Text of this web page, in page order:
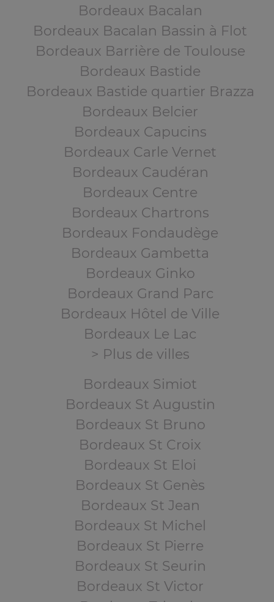
Bordeaux Bacalan
Bordeaux Bacalan Bassin à Flot
Bordeaux Barrière de Toulouse
Bordeaux Bastide
Bordeaux Bastide quartier Brazza
Bordeaux Belcier
Bordeaux Capucins
Bordeaux Carle Vernet
Bordeaux Caudéran
Bordeaux Centre
Bordeaux Chartrons
Bordeaux Fondaudège
Bordeaux Gambetta
Bordeaux Ginko
Bordeaux Grand Parc
Bordeaux Hôtel de Ville
Bordeaux Le Lac
> Plus de villes
Bordeaux Simiot
Bordeaux St Augustin
Bordeaux St Bruno
Bordeaux St Croix
Bordeaux St Eloi
Bordeaux St Genès
Bordeaux St Jean
Bordeaux St Michel
Bordeaux St Pierre
Bordeaux St Seurin
Bordeaux St Victor